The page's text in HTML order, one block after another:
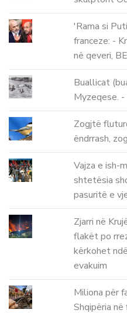
'Rama si
franceze: -
në qeveri,
Buallicat
Myzeqese. -
Zogjtë
ëndrrash,
Vajza e ish-
shtetësia
pasuritë e
Zjarri në
flakët po
kërkohet
evakuim
Miliona për
Shqipëria